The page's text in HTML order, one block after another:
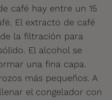
café hay entre un 15
El extracto de café
la filtración para
El alcohol se
una fina capa.
más pequeños. A
el congelador con